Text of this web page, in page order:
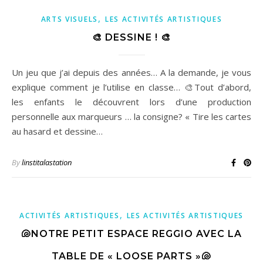
ARTS VISUELS , LES ACTIVITÉS ARTISTIQUES
🎨 DESSINE ! 🎨
Un jeu que j’ai depuis des années… A la demande, je vous
explique comment je l’utilise en classe… 🎨Tout d’abord,
les enfants le découvrent lors d’une production
personnelle aux marqueurs … la consigne? « Tire les cartes
au hasard et dessine…
Bylinstitalastation
ACTIVITÉS ARTISTIQUES , LES ACTIVITÉS ARTISTIQUES
🐚NOTRE PETIT ESPACE REGGIO AVEC LA
TABLE DE « LOOSE PARTS »🐚